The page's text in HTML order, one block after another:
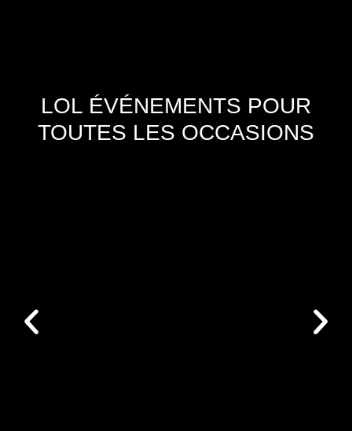
LOL ÉVÉNEMENTS POUR
TOUTES LES OCCASIONS